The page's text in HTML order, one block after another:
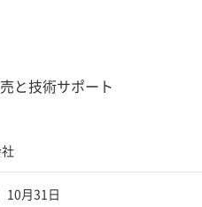
と技術サポート
10月31日